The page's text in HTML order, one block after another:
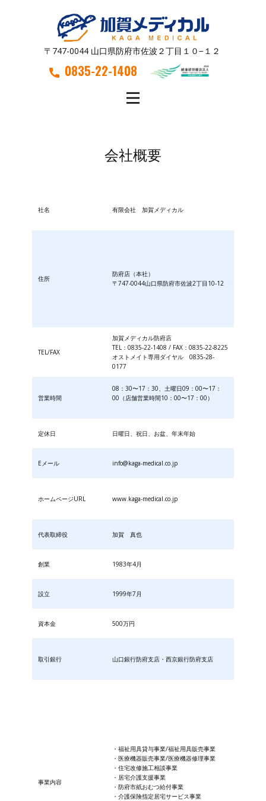
〒747-0044 山口県防府市佐波２丁目１０−１２
0835-22-1408
会社概要
社名 有限会社 加賀メディカル
住所
防府店（本社）
〒747-0044山口県防府市佐波2丁目10-12
TEL/FAX
加賀メディカル防府店
TEL：0835-22-1408 / FAX：0835-22-8225
オストメイト専用ダイヤル 0835-28-
0177
営業時間
08：30〜17：30、土曜日09：00〜17：
00（店舗営業時間10：00〜17：00）
定休日 日曜日、祝日、お盆、年末年始
Eメール info@kaga-medical.co.jp
ホームページURL www.kaga-medical.co.jp
代表取締役 加賀 真也
創業 1983年4月
設立 1999年7月
資本金 500万円
取引銀行 山口銀行防府支店・西京銀行防府支店
事業内容
・福祉用具貸与事業/福祉用具販売事業
・医療機器販売事業/医療機器修理事業
・住宅改修施工相談事業
・居宅介護支援事業
・防府市紙おむつ給付事業
・​介護保険指定居宅サービス事業